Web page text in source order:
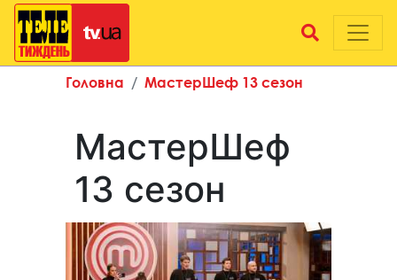
Головна МастерШеф 13 сезон
МастерШеф
13 сезон